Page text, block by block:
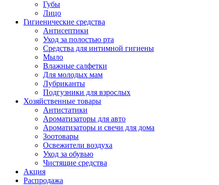
Губы
Лицо
Гигиенические средства
Антисептики
Уход за полостью рта
Средства для интимной гигиены
Мыло
Влажные салфетки
Для молодых мам
Лубриканты
Подгузники для взрослых
Хозяйственные товары
Антистатики
Ароматизаторы для авто
Ароматизаторы и свечи для дома
Зоотовары
Освежители воздуха
Уход за обувью
Чистящие средства
Акция
Распродажа